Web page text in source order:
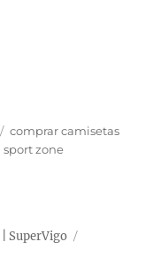
Etiquetas
comprar camisetas
,sport zone
| SuperVigo